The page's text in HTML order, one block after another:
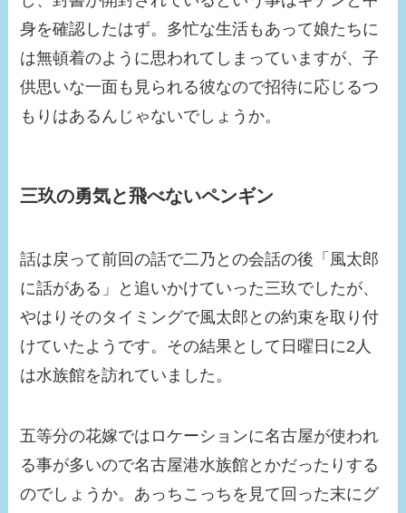
身を確認したはず。多忙な生活もあって娘たちに
は無頓着のように思われてしまっていますが、子
供思いな一面も見られる彼なので招待に応じるつ
もりはあるんじゃないでしょうか。
三玖の勇気と飛べないペンギン
話は戻って前回の話で二乃との会話の後「風太郎
に話がある」と追いかけていった三玖でしたが、
やはりそのタイミングで風太郎との約束を取り付
けていたようです。その結果として日曜日に2人
は水族館を訪れていました。
五等分の花嫁ではロケーションに名古屋が使われ
る事が多いので名古屋港水族館とかだったりする
のでしょうか。あっちこっちを見て回った末にグ